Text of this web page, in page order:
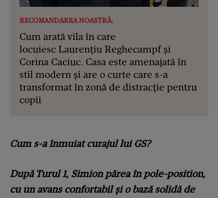
RECOMANDAREA NOASTRĂ:
Cum arată vila în care
locuiesc Laurențiu Reghecampf și
Corina Caciuc. Casa este amenajată în
stil modern și are o curte care s-a
transformat în zonă de distracție pentru
copii
Cum s-a înmuiat curajul lui GS?
După Turul 1, Simion părea în pole-position,
cu un avans confortabil și o bază solidă de